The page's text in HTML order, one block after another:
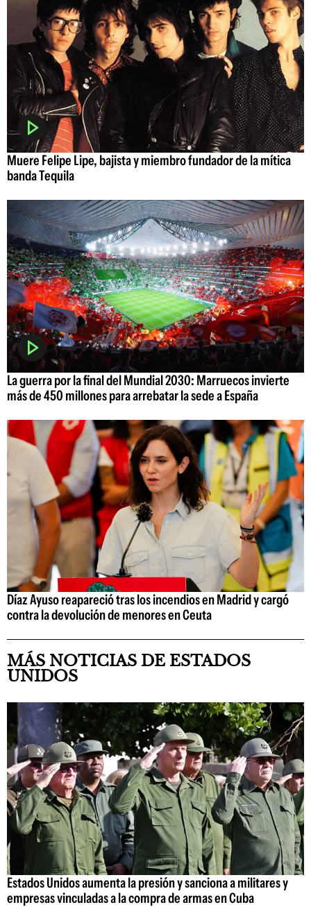
Muere Felipe Lipe, bajista y miembro fundador de la mítica
banda Tequila
La guerra por la final del Mundial 2030: Marruecos invierte
más de 450 millones para arrebatar la sede a España
Díaz Ayuso reapareció tras los incendios en Madrid y cargó
contra la devolución de menores en Ceuta
MÁS NOTICIAS DE ESTADOS
UNIDOS
Estados Unidos aumenta la presión y sanciona a militares y
empresas vinculadas a la compra de armas en Cuba